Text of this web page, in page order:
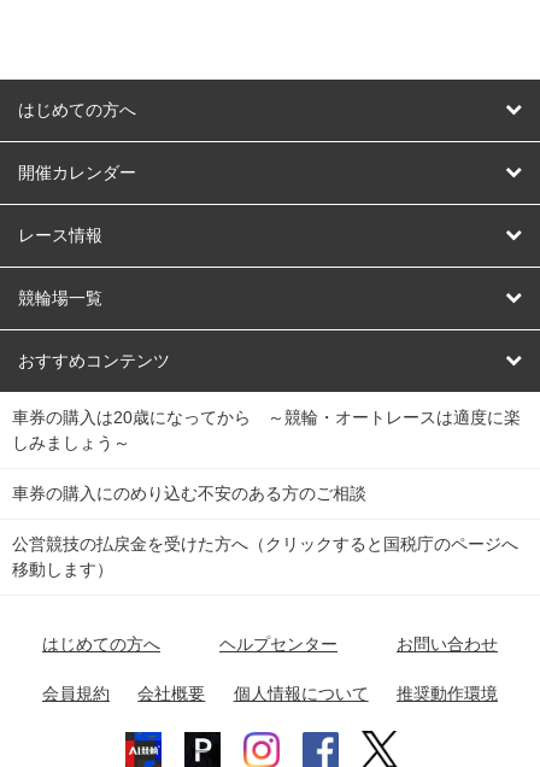
はじめての方へ
はじめての方へ
開催カレンダー
競輪
オートレース
競輪くじ
Dokanto!
チャリロトプラザ
レース情報
レース予想
レース結果
キャリーオーバー一覧
競輪場一覧
北日本 函館競輪場
関
東
弥彦競輪場 前橋競輪場 取手競輪場 宇都宮競輪場
関
東
小田原競輪場
名古屋競輪場 岐阜競輪場 大垣競輪場 豊橋競輪場
富山競輪場 松阪競輪場 四日市競輪場
福井競輪場 奈良競輪場 向日町競輪場
おすすめコンテンツ
競輪選手情報
Perfecta Navi
netkeirin
車券の購入は20歳になってから ～競輪・オートレースは適度に楽
しみましょう～
車券の購入にのめり込む不安のある方のご相談
公営競技の払戻金を受けた方へ（クリックすると国税庁のページへ
移動します）
はじめての方へ ヘルプセンター お問い合わせ
会員規約 会社概要 個人情報について 推奨動作環境